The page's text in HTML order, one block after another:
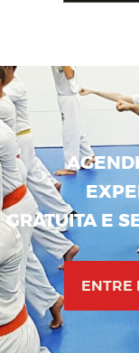
GRATUITA E
ENTRE